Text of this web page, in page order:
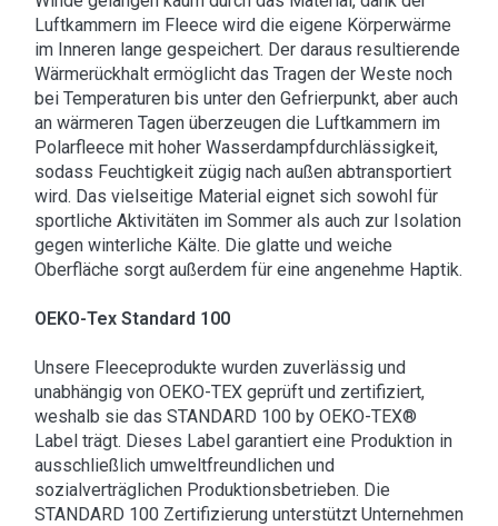
Luftkammern im Fleece wird die eigene Körperwärme
im Inneren lange gespeichert. Der daraus resultierende
Wärmerückhalt ermöglicht das Tragen der Weste noch
bei Temperaturen bis unter den Gefrierpunkt, aber auch
an wärmeren Tagen überzeugen die Luftkammern im
Polarfleece mit hoher Wasserdampfdurchlässigkeit,
sodass Feuchtigkeit zügig nach außen abtransportiert
wird. Das vielseitige Material eignet sich sowohl für
sportliche Aktivitäten im Sommer als auch zur Isolation
gegen winterliche Kälte. Die glatte und weiche
Oberfläche sorgt außerdem für eine angenehme Haptik.
OEKO-Tex Standard 100
Unsere Fleeceprodukte wurden zuverlässig und
unabhängig von OEKO-TEX geprüft und zertifiziert,
weshalb sie das STANDARD 100 by OEKO-TEX®
Label trägt. Dieses Label garantiert eine Produktion in
ausschließlich umweltfreundlichen und
sozialverträglichen Produktionsbetrieben. Die
STANDARD 100 Zertifizierung unterstützt Unternehmen